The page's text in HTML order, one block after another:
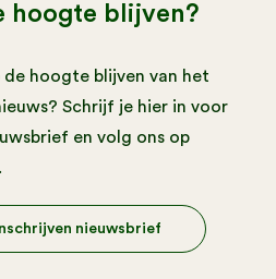
hoogte blijven?
hoogte blijven van het
Schrijf je hier in voor
en volg ons op
Inschrijven nieuwsbrief